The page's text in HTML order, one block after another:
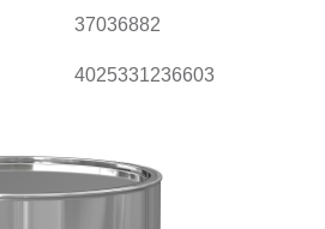
37036882
4025331236603